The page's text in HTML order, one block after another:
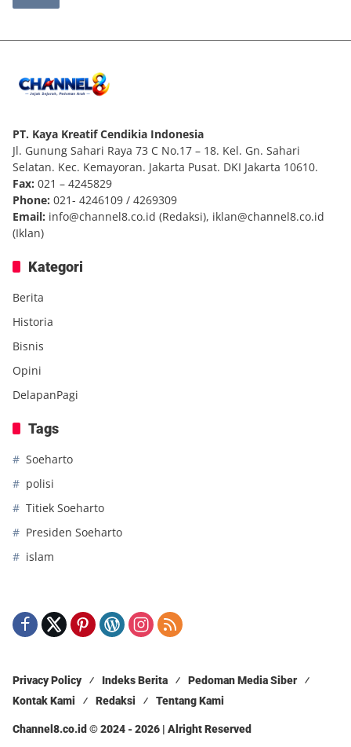
PT. Kaya Kreatif Cendikia Indonesia
Jl. Gunung Sahari Raya 73 C No.17 – 18. Kel. Gn. Sahari
Selatan. Kec. Kemayoran. Jakarta Pusat. DKI Jakarta 10610.
Fax: 021 – 4245829
Phone: 021- 4246109 / 4269309
Email: info@channel8.co.id (Redaksi), iklan@channel8.co.id
(Iklan)
Kategori
Berita
Historia
Bisnis
Opini
DelapanPagi
Tags
Soeharto
polisi
Titiek Soeharto
Presiden Soeharto
islam
Privacy Policy Indeks Berita
Pedoman Media Siber
Kontak Kami
Redaksi Tentang Kami
Channel8.co.id © 2024 - 2026 | Alright Reserved